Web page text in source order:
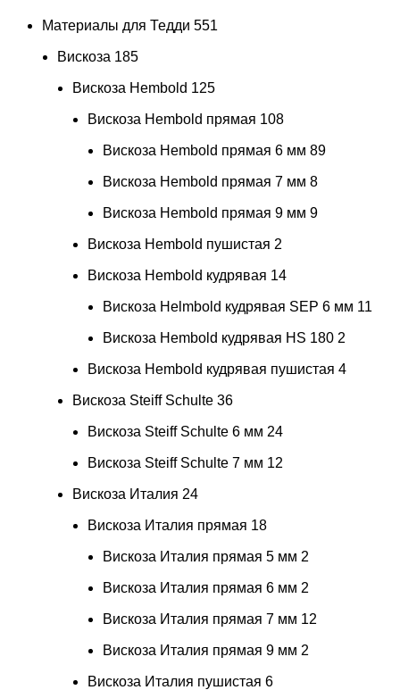
Материалы для Тедди 551
Вискоза 185
Вискоза Hembold 125
Вискоза Hembold прямая 108
Вискоза Hembold прямая 6 мм 89
Вискоза Hembold прямая 7 мм 8
Вискоза Hembold прямая 9 мм 9
Вискоза Hembold пушистая 2
Вискоза Hembold кудрявая 14
Вискоза Helmbold кудрявая SEP 6 мм 11
Вискоза Hembold кудрявая HS 180 2
Вискоза Hembold кудрявая пушистая 4
Вискоза Steiff Schulte 36
Вискоза Steiff Schulte 6 мм 24
Вискоза Steiff Schulte 7 мм 12
Вискоза Италия 24
Вискоза Италия прямая 18
Вискоза Италия прямая 5 мм 2
Вискоза Италия прямая 6 мм 2
Вискоза Италия прямая 7 мм 12
Вискоза Италия прямая 9 мм 2
Вискоза Италия пушистая 6